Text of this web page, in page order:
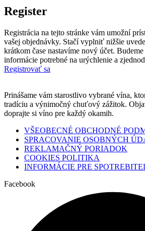
Register
Registrácia na tejto stránke vám umožní
vašej objednávky. Stačí vyplniť nižšie
krátkom čase nastavíme nový účet.
informácie potrebné na urýchlenie a
Registrovať sa
Prinášame vám starostlivo vybrané vína,
tradíciu a výnimočný chuťový zážitok.
doprajte si víno pre každý okamih.
VŠEOBECNÉ OBCHODNÉ
SPRACOVANIE OSOBNÝCH
REKLAMAČNÝ PORIADOK
COOKIES POLITIKA
INFORMÁCIE PRE
Facebook